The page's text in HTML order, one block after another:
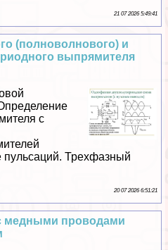
21 07 2026 5:49:41
(полноволнового) и
выпрямителя
с
Трехфазный
20 07 2026 6:51:21
медными проводами